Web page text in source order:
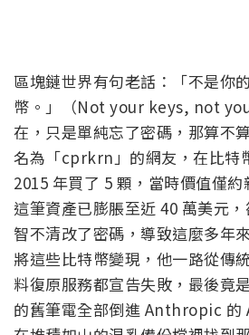
區塊鏈世界有句老話：「不是你
幣。」（Not your keys, not
在，只是單純忘了密碼，那算不
名為「cprkrn」的網友，在比特
2015 年買了 5 顆，當時價值僅
這筆資產已膨脹至近 40 萬美元
智不清改了密碼，導致這麼多年
將這些比特幣變現，他一路從傳
料復原服務都宣告失敗，最後竟
的舊筆電全部倒進 Anthropic 的